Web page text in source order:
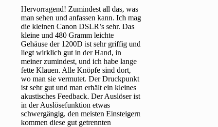
Hervorragend! Zumindest all das, was
man sehen und anfassen kann. Ich mag
die kleinen Canon DSLR’s sehr. Das
kleine und 480 Gramm leichte
Gehäuse der 1200D ist sehr griffig und
liegt wirklich gut in der Hand, in
meiner zumindest, und ich habe lange
fette Klauen. Alle Knöpfe sind dort,
wo man sie vermutet. Der Druckpunkt
ist sehr gut und man erhält ein kleines
akustisches Feedback. Der Auslöser ist
in der Auslösefunktion etwas
schwergängig, den meisten Einsteigern
kommen diese gut getrennten